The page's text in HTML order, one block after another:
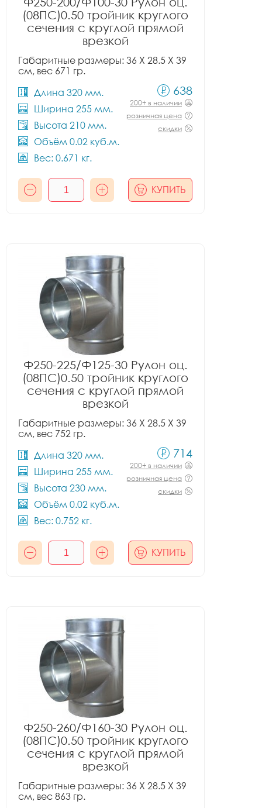
(08ПС)0.50 тройник круглого
сечения с круглой прямой
врезкой
Габаритные размеры: 36 X 28.5 X 39
см, вес 671 гр.
Длина 320 мм.
Ширина 255 мм.
Высота 210 мм.
Объём 0.02 куб.м.
Вес: 0.671 кг.
638
200+ в наличии
розничная цена
скидки
КУПИТЬ
Ф250-225/Ф125-30 Рулон оц.
(08ПС)0.50 тройник круглого
сечения с круглой прямой
врезкой
Габаритные размеры: 36 X 28.5 X 39
см, вес 752 гр.
Длина 320 мм.
Ширина 255 мм.
Высота 230 мм.
Объём 0.02 куб.м.
Вес: 0.752 кг.
714
200+ в наличии
розничная цена
скидки
КУПИТЬ
Ф250-260/Ф160-30 Рулон оц.
(08ПС)0.50 тройник круглого
сечения с круглой прямой
врезкой
Габаритные размеры: 36 X 28.5 X 39
см, вес 863 гр.